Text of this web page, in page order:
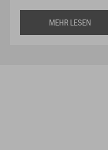
MEHR LESEN